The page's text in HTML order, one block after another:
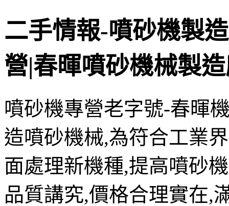
二手情報-噴砂機製
營|春暉噴砂機械製
噴砂機專營老字號-春暉
造噴砂機械,為符合工業
面處理新機種,提高噴砂
品質講究,價格合理實在,